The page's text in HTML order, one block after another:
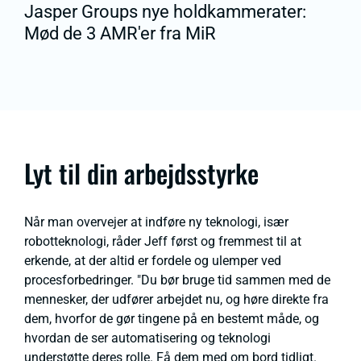
Jasper Groups nye holdkammerater:
Mød de 3 AMR'er fra MiR
Lyt til din arbejdsstyrke
Når man overvejer at indføre ny teknologi, især
robotteknologi, råder Jeff først og fremmest til at
erkende, at der altid er fordele og ulemper ved
procesforbedringer. "Du bør bruge tid sammen med de
mennesker, der udfører arbejdet nu, og høre direkte fra
dem, hvorfor de gør tingene på en bestemt måde, og
hvordan de ser automatisering og teknologi
understøtte deres rolle. Få dem med om bord tidligt.